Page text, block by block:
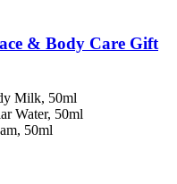
& Body Care Gift
Milk, 50ml
Water, 50ml
50ml